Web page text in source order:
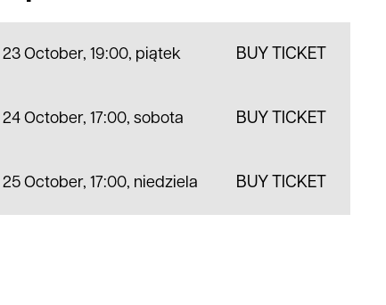
23 October, 19:00, piątek BUY TICKET
24 October, 17:00,sobota BUY TICKET
25 October, 17:00, niedziela BUY TICKET